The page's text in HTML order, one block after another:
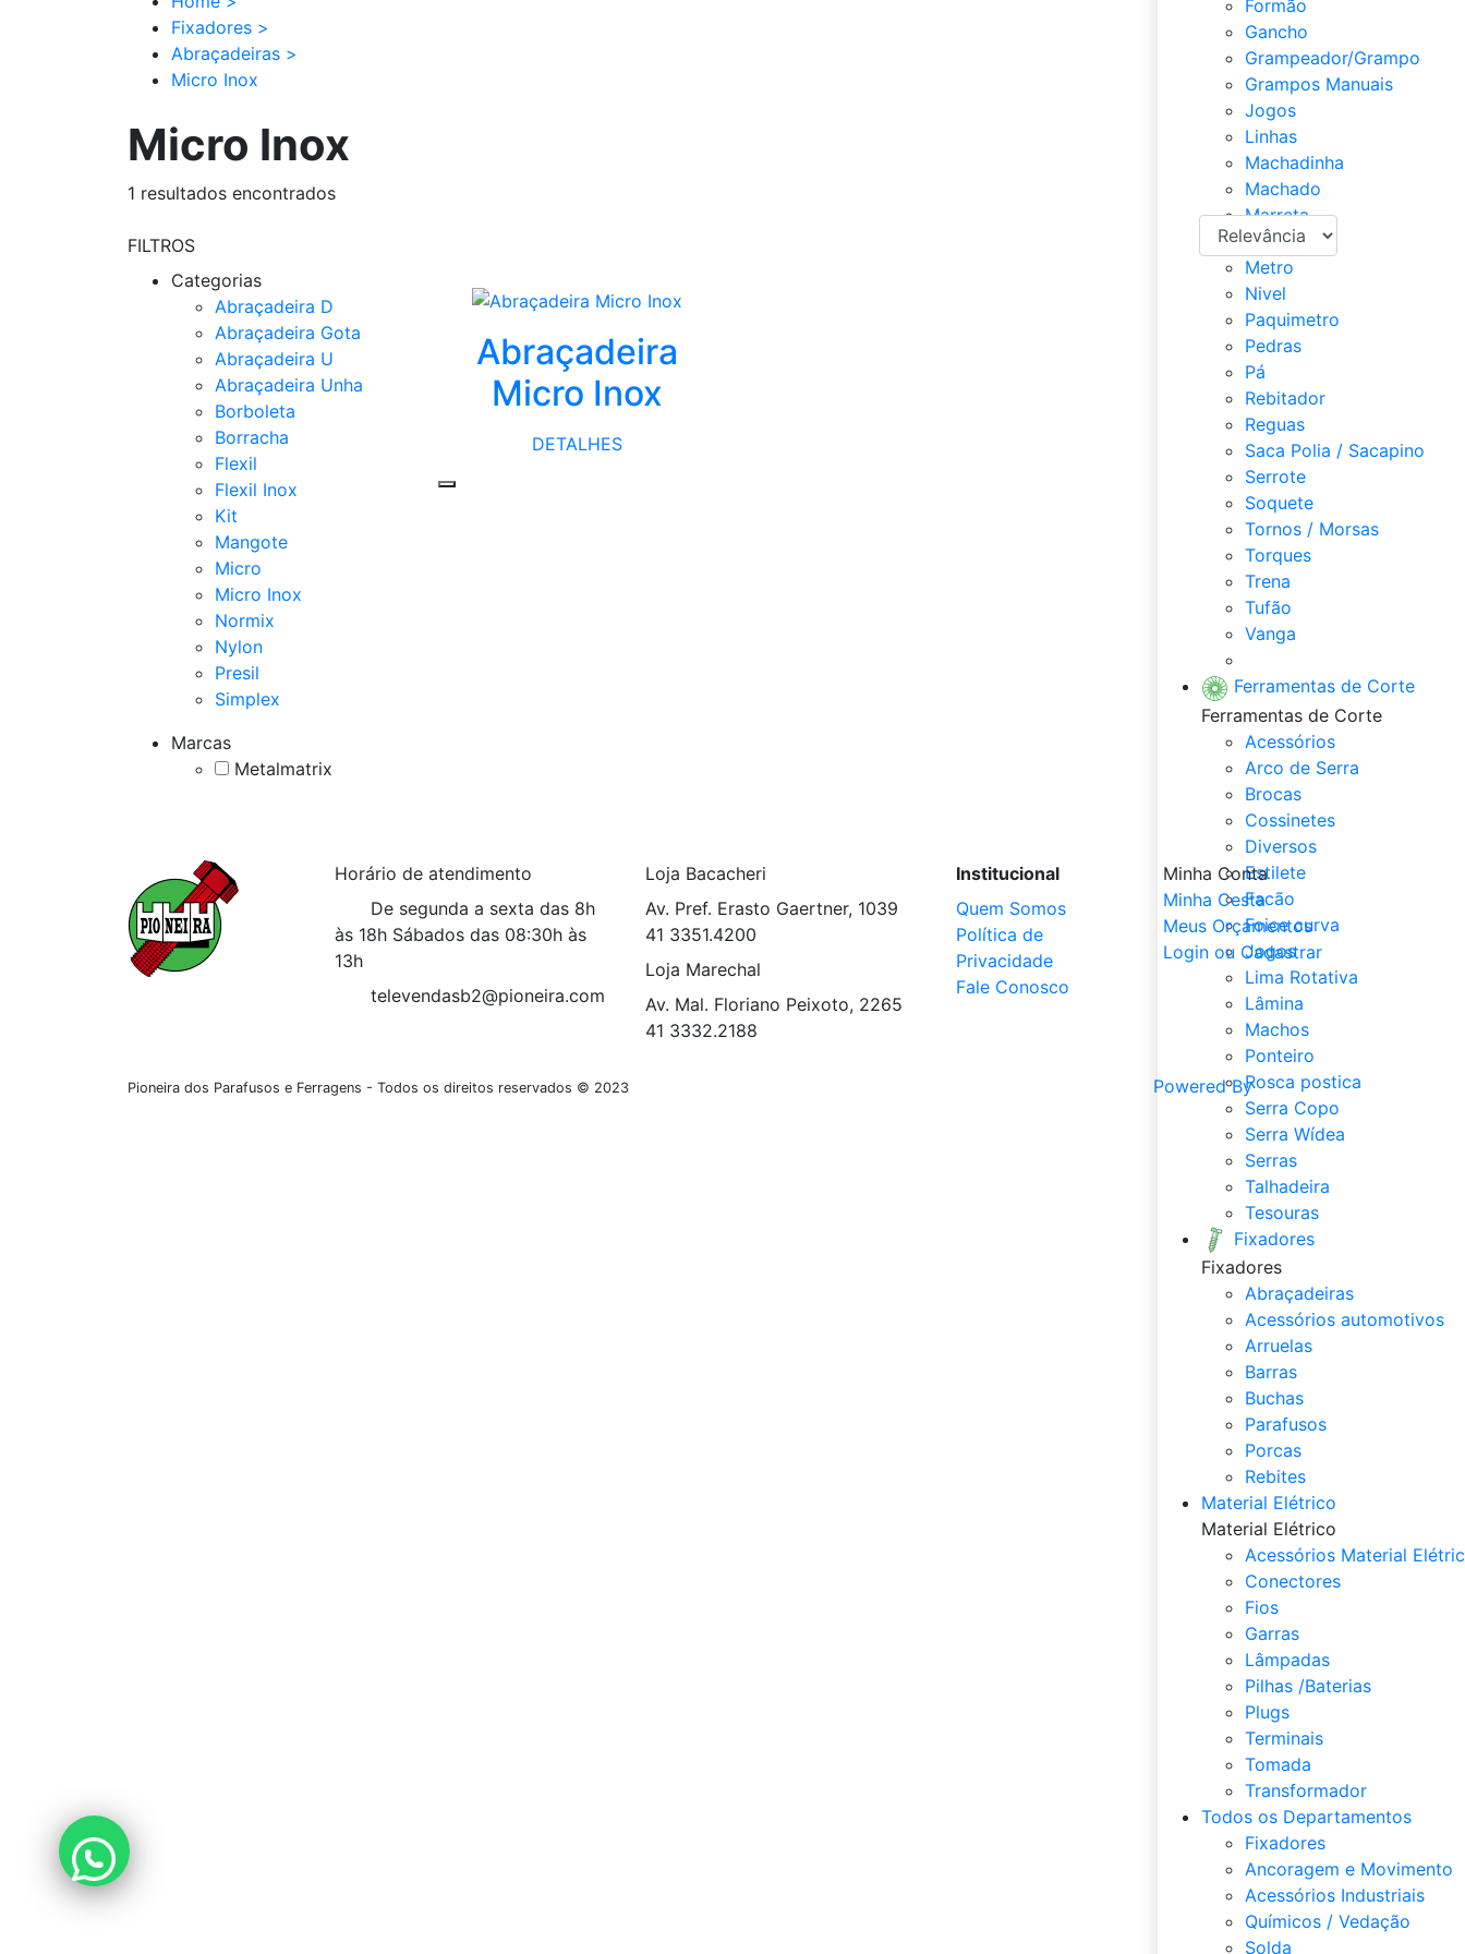
Formão
Gancho
Grampeador/Grampo
Grampos Manuais
Jogos
Linhas
Machadinha
Machado
Marreta
Martelos
Metro
Nivel
Paquimetro
Pedras
Pá
Rebitador
Reguas
Saca Polia / Sacapino
Serrote
Soquete
Tornos / Morsas
Torques
Trena
Tufão
Vanga
Ferramentas de Corte
Ferramentas de Corte
Acessórios
Arco de Serra
Brocas
Cossinetes
Diversos
Estilete
Facão
Foice curva
Jogos
Lima Rotativa
Lâmina
Machos
Ponteiro
Rosca postica
Serra Copo
Serra Wídea
Serras
Talhadeira
Tesouras
Fixadores
Fixadores
Abraçadeiras
Acessórios automotivos
Arruelas
Barras
Buchas
Parafusos
Porcas
Rebites
Material Elétrico
Material Elétrico
Acessórios Material
Conectores
Fios
Garras
Lâmpadas
Pilhas /Baterias
Plugs
Terminais
Tomada
Transformador
Todos os Departamentos
Fixadores
Ancoragem e Movimento
Acessórios Industriais
Químicos / Vedação
Solda
Fixadores >
Abraçadeiras >
Micro Inox
Micro Inox
1 resultados encontrados
FILTROS
Categorias
Abraçadeira D
Abraçadeira Gota
Abraçadeira U
Abraçadeira Unha
Borboleta
Borracha
Flexil
Flexil Inox
Kit
Mangote
Micro
Micro Inox
Normix
Nylon
Presil
Simplex
Marcas
Metalmatrix
Abraçadeira
Micro Inox
DETALHES
Horário de atendimento
De segunda a sexta das 8h
às 18h Sábados das 08:30h às
13h
televendasb2@pioneira.com
Loja Bacacheri
Av. Pref. Erasto Gaertner, 1039
41 3351.4200
Loja Marechal
Av. Mal. Floriano Peixoto, 2265
41 3332.2188
Institucional
Quem Somos
Política de
Privacidade
Fale Conosco
Minha Conta
Minha Cesta
Meus Orçamentos
Login ou Cadastrar
Pioneira dos Parafusos e Ferragens - Todos os direitos reservados © 2023 Powered By